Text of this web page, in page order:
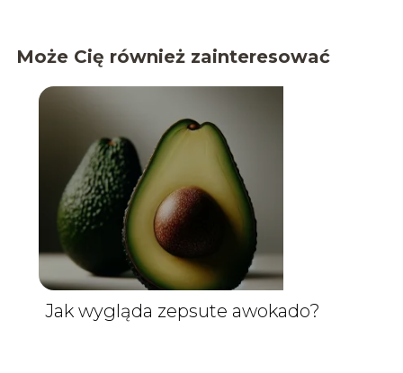
Może Cię również zainteresować
Jak wygląda zepsute awokado?